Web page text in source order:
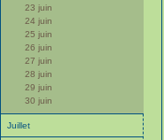
23 juin
24 juin
25 juin
26 juin
27 juin
28 juin
29 juin
30 juin
Juillet